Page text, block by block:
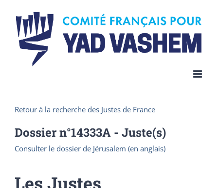
content
Retour à la recherche des Justes de France
Dossier n°14333A - Juste(s)
Consulter le dossier de Jérusalem (en anglais)
Les Justes